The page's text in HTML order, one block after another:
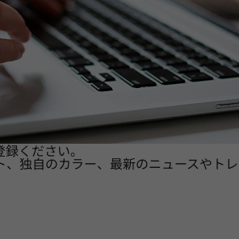
録ください。
、独自のカラー、最新のニュースやト